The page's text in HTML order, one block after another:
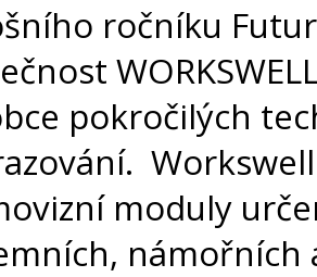
ročníku
pokročilých
moduly
námořních